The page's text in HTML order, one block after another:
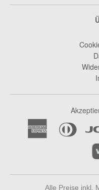
Alle Preise inkl.